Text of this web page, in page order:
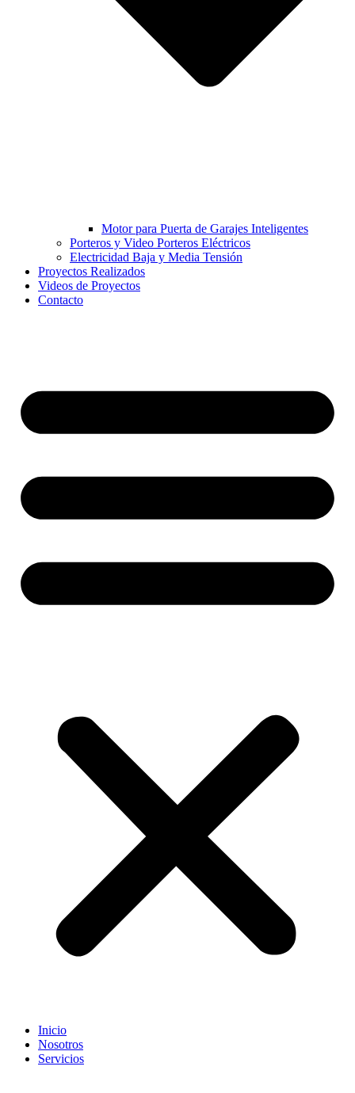
Motor para Puerta de Garajes Inteligentes
Porteros y Video Porteros Eléctricos
Electricidad Baja y Media Tensión
Proyectos Realizados
Videos de Proyectos
Contacto
Inicio
Nosotros
Servicios